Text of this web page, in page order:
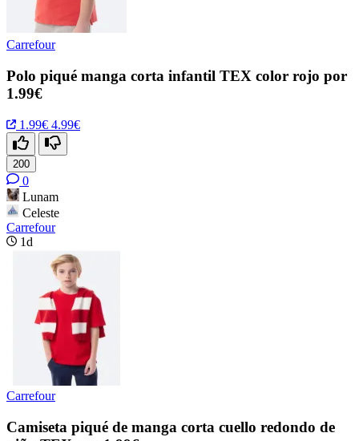
Carrefour
Polo piqué manga corta infantil TEX color rojo por
1.99€
1.99€ 4.99€
200
0
Lunam
Celeste
Carrefour
1d
Carrefour
Camiseta piqué de manga corta cuello redondo de